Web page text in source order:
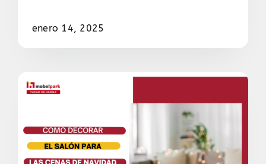
enero 14, 2025